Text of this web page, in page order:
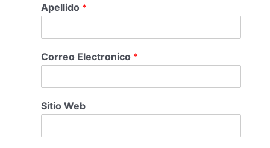
Apellido *
Correo Electronico *
Sitio Web